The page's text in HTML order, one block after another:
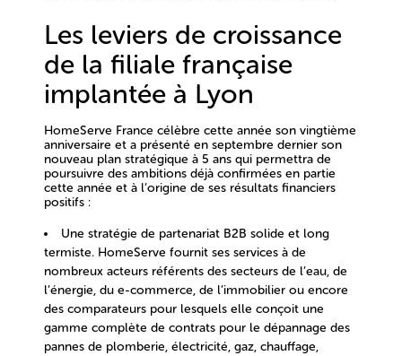
Les leviers de croissance
de la filiale française
implantée à Lyon
HomeServe France célèbre cette année son vingtième
anniversaire et a présenté en septembre dernier son
nouveau plan stratégique à 5 ans qui permettra de
poursuivre des ambitions déjà confirmées en partie
cette année et à l’origine de ses résultats financiers
positifs :
Une stratégie de partenariat B2B solide et long
termiste. HomeServe fournit ses services à de
nombreux acteurs référents des secteurs de l’eau, de
l’énergie, du e-commerce, de l’immobilier ou encore
des comparateurs pour lesquels elle conçoit une
gamme complète de contrats pour le dépannage des
pannes de plomberie, électricité, gaz, chauffage,